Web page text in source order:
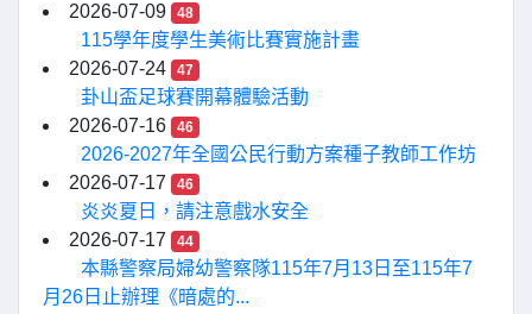
2026-07-09
48
115學年度學生美術比賽實施計畫
2026-07-24
47
卦山盃足球賽開幕體驗活動
2026-07-16
46
2026-2027年全國公民行動方案種子教師工作坊
2026-07-17
46
炎炎夏日，請注意戲水安全
2026-07-17
44
本縣警察局婦幼警察隊115年7月13日至115年7
月26日止辦理《暗處的...